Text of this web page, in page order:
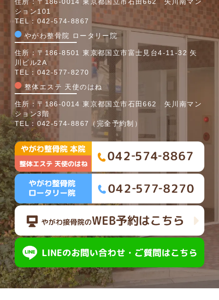
住所：〒186-0014 東京都国立市石田662 矢川南マン
ション101
TEL： 042-574-8867
やがわ整骨院 ロータリー院
住所：〒186-8501 東京都国立市富士見台4-11-32 矢
川ビル2A
TEL： 042-577-8270
整体エステ 天使のはね
住所：〒186-0014 東京都国立市石田662 矢川南マン
ション3階
TEL： 042-574-8867 （完全予約制）